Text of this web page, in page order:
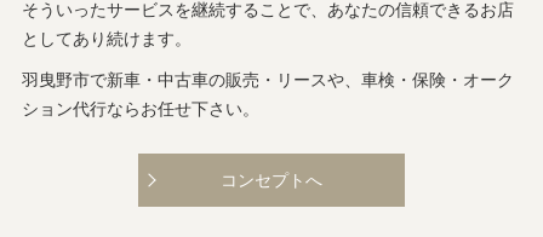
そういったサービスを継続することで、あなたの信頼できるお店
としてあり続けます。
羽曳野市で新車・中古車の販売・リースや、車検・保険・オーク
ション代行ならお任せ下さい。
コンセプトへ